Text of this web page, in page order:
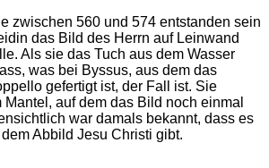
zwischen 560 und 574 entstanden sein
das Bild des Herrn auf Leinwand
Als sie das Tuch aus dem Wasser
was bei Byssus, aus dem das
gefertigt ist, der Fall ist. Sie
auf dem das Bild noch einmal
war damals bekannt, dass es
Abbild Jesu Christi gibt.